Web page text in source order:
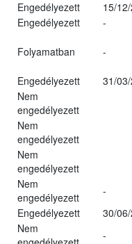
Engedélyezett
15/
Engedélyezett
-
Folyamatban -
Engedélyezett
31/
Nem
engedélyezett
Nem
engedélyezett
Nem
engedélyezett
Nem
engedélyezett
-
Engedélyezett
30/
Nem
-